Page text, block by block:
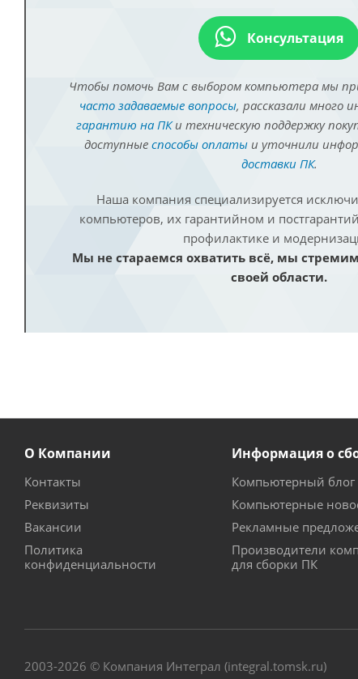
Консультация
Чтобы помочь Вам с выбором компьютера мы
часто задаваемые вопросы, рассказали много
гарантию на ПКи техническую поддержку
доступные способы оплатыи уточнили
доставки ПК.
Наша компания специализируется
компьютеров, их гарантийном и
профилактике и
Мы не стараемся охватить всё, мы
своей области.
О Компании
Контакты
Реквизиты
Вакансии
Политика
конфиденциальности
Информация о
Компьютерный блог
Компьютерные
Рекламные
Производители
для сборки ПК
2003-2026 © Компания Интеграл (integral.tomsk.ru)